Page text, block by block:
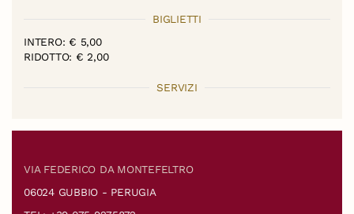
BIGLIETTI
INTERO: € 5,00
RIDOTTO: € 2,00
SERVIZI
VIA FEDERICO DA MONTEFELTRO
06024 GUBBIO - PERUGIA